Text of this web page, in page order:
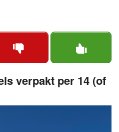
verpakt per 14 (of